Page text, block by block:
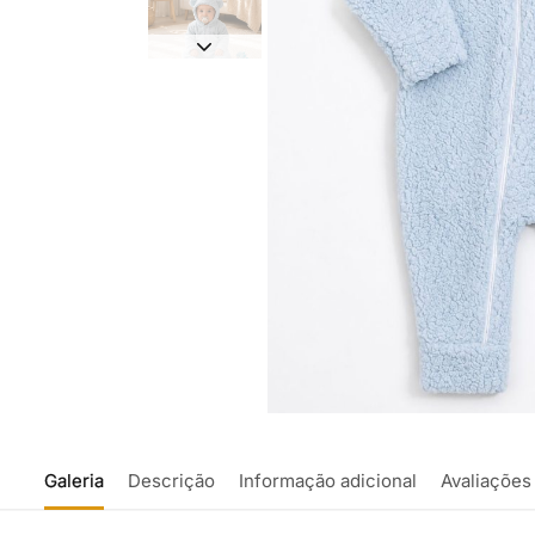
Galeria Descrição Informação adicional Avaliações